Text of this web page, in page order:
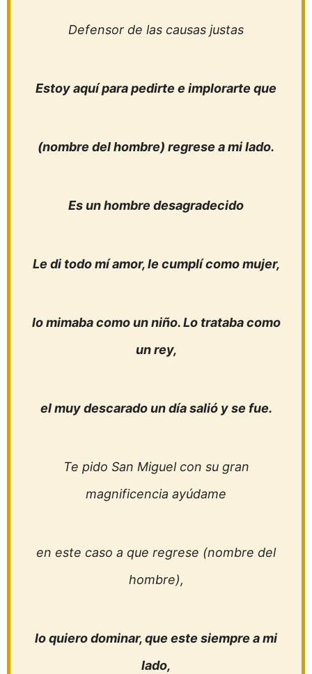
Defensor de las causas justas
Estoy aquí para pedirte e implorarte que
(nombre del hombre) regrese a mi lado.
Es un hombre desagradecido
Le di todo mí amor, le cumplí como mujer,
lo mimaba como un niño. Lo trataba como
un rey,
el muy descarado un día salió y se fue.
Te pido San Miguel con su gran
magnificencia ayúdame
en este caso a que regrese (nombre del
hombre),
lo quiero dominar, que este siempre a mi
lado,